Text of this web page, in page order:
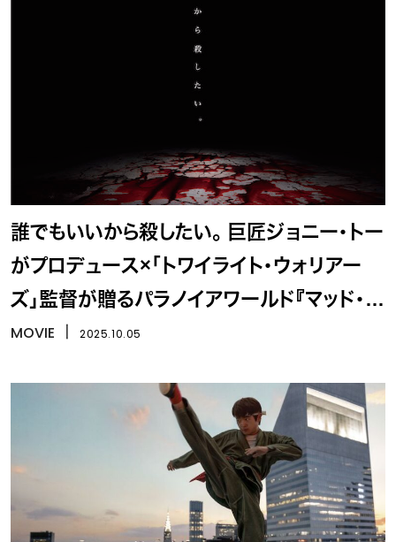
誰でもいいから殺したい。 巨匠ジョニー・トー
がプロデュース×「トワイライト・ウォリアー
ズ」監督が贈るパラノイアワールド『マッド・フ
ェイト 狂運』
MOVIE 2025.10.05